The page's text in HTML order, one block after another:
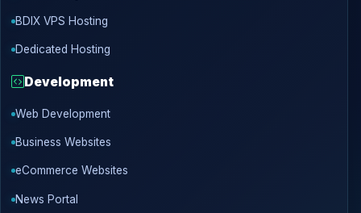
BDIX VPS Hosting
Dedicated Hosting
Development
Web Development
Business Websites
eCommerce Websites
News Portal